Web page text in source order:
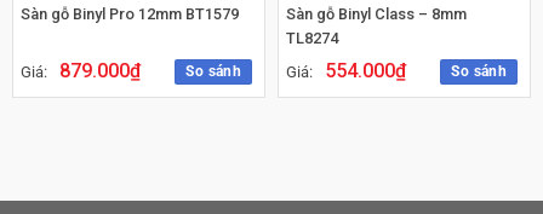
So sánh
Sàn gỗ Binyl Pro 12mm BT1579
Giá: 879.000₫ So sánh
Sàn gỗ Binyl Class – 8mm
TL8274
Giá:
554.000₫